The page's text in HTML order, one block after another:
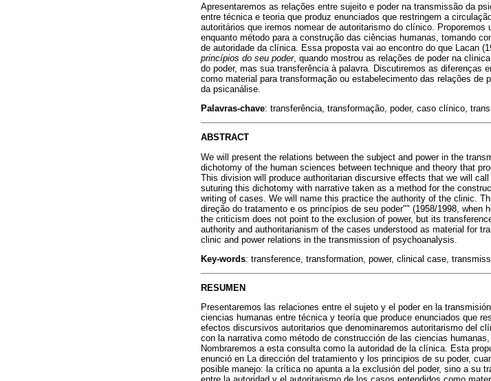
Apresentaremos as relações entre sujeito e poder na transmissão da
entre técnica e teoria que produz enunciados que restringem a
autoritários que iremos nomear de autoritarismo do clínico.
enquanto método para a construção das ciências humanas, tomando
de autoridade da clínica. Essa proposta vai ao encontro do que Lacan
princípios do seu poder, quando mostrou as relações de poder na
do poder, mas sua transferência à palavra. Discutiremos as diferenças
como material para transformação ou estabelecimento das relações
da psicanálise.
Palavras-chave: transferência, transformação, poder, caso clínico,
ABSTRACT
We will present the relations between the subject and power in the
dichotomy of the human sciences between technique and theory that
This division will produce authoritarian discursive effects that we will
suturing this dichotomy with narrative taken as a method for the
writing of cases. We will name this practice the authority of the clinic.
direção do tratamento e os princípios de seu poder"" (1958/1998, when
the criticism does not point to the exclusion of power, but its
authority and authoritarianism of the cases understood as material for
clinic and power relations in the transmission of psychoanalysis.
Key-words: transference, transformation, power, clinical case,
RESUMEN
Presentaremos las relaciones entre el sujeto y el poder en la
ciencias humanas entre técnica y teoría que produce enunciados que
efectos discursivos autoritarios que denominaremos autoritarismo del
con la narrativa como método de construcción de las ciencias
Nombraremos a esta consulta como la autoridad de la clínica. Esta
enunció en La dirección del tratamiento y los principios de su poder,
posible manejo: la crítica no apunta a la exclusión del poder, sino a su